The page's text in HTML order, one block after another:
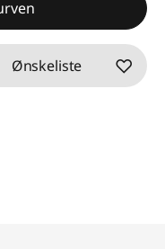
Ønskeliste